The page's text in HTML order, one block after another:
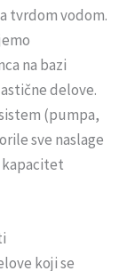
tvrdom vodom.
na bazi
delove.
(pumpa,
sve naslage
kapacitet
koji se